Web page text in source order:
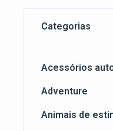
Categorias
Acessórios
Adventure
Animais de